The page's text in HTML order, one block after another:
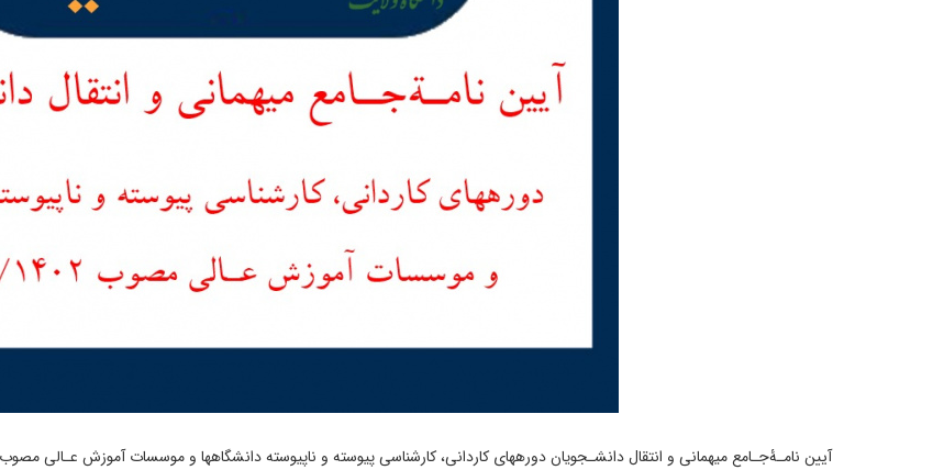
آیین نامـۀجـامع میهمانی و انتقال دانشـجویان دورههای کاردانی، کارشناسی پیوسته و ناپیوسته دانشگاهها و موسسات آموزش عـالی مصوب 31/2/1402 به شماره 185770/4 جهت اجرا ابلاغ شد: